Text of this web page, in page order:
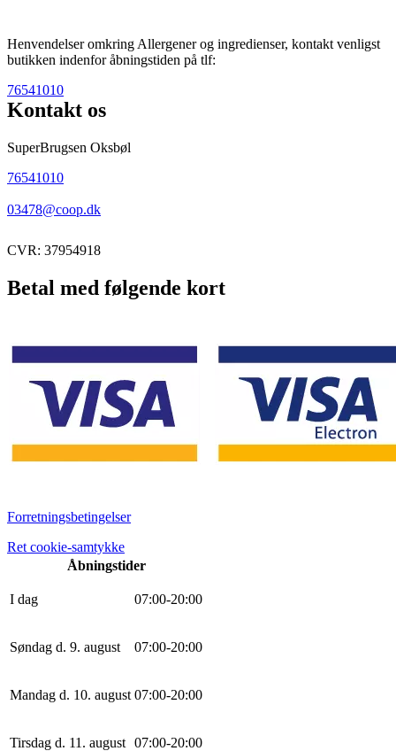
Henvendelser omkring Allergener og ingredienser, kontakt venligst
butikken indenfor åbningstiden på tlf:
76541010
Kontakt os
SuperBrugsen Oksbøl
76541010
03478@coop.dk
CVR: 37954918
Betal med følgende kort
Forretningsbetingelser
Ret cookie-samtykke
Åbningstider
I dag 07:00-20:00
Søndag d. 9. august 07:00-20:00
Mandag d. 10. august 07:00-20:00
Tirsdag d. 11. august 07:00-20:00